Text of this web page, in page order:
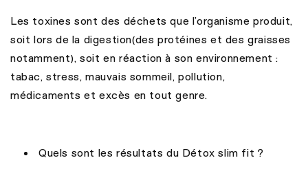
Les toxines sont des déchets que l’organisme produit,
soit lors de la digestion(des protéines et des graisses
notamment), soit en réaction à son environnement :
tabac, stress, mauvais sommeil, pollution,
médicaments et excès en tout genre.
Quels sont les résultats du Détox slim fit ?